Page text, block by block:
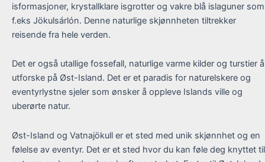
isformasjoner, krystallklare isgrotter og vakre blå islaguner som
f.eks Jökulsárlón. Denne naturlige skjønnheten tiltrekker
reisende fra hele verden.
Det er også utallige fossefall, naturlige varme kilder og turstier å
utforske på Øst-Island. Det er et paradis for naturelskere og
eventyrlystne sjeler som ønsker å oppleve Islands ville og
uberørte natur.
Øst-Island og Vatnajökull er et sted med unik skjønnhet og en
følelse av eventyr. Det er et sted hvor du kan føle deg knyttet til